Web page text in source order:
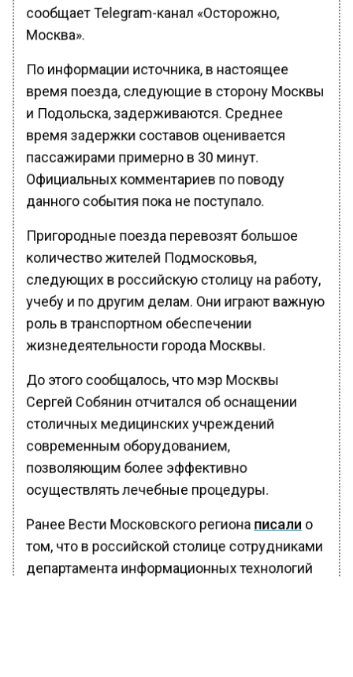
сообщает Telegram-канал «Осторожно,
Москва».
По информации источника, в настоящее
время поезда, следующие в сторону Москвы
и Подольска, задерживаются. Среднее
время задержки составов оценивается
пассажирами примерно в 30 минут.
Официальных комментариев по поводу
данного события пока не поступало.
Пригородные поезда перевозят большое
количество жителей Подмосковья,
следующих в российскую столицу на работу,
учебу и по другим делам. Они играют важную
роль в транспортном обеспечении
жизнедеятельности города Москвы.
До этого сообщалось, что мэр Москвы
Сергей Собянин отчитался об оснащении
столичных медицинских учреждений
современным оборудованием,
позволяющим более эффективно
осуществлять лечебные процедуры.
Ранее Вести Московского региона писали о
том, что в российской столице сотрудниками
департамента информационных технологий